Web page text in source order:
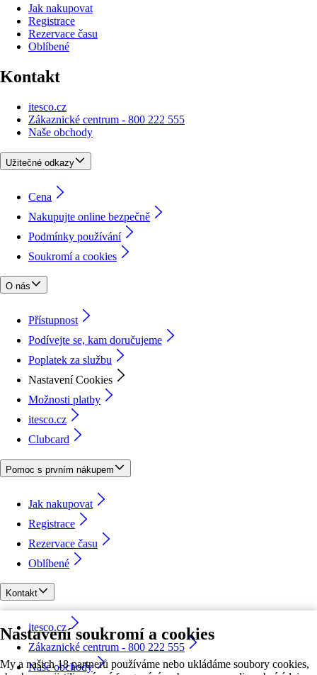
Nastavení soukromí a cookies
My a našich 18 partnerů používáme nebo ukládáme soubory cookies,
Jak nakupovat
Registrace
Rezervace času
Oblíbené
Kontakt
itesco.cz
Zákaznické centrum - 800 222 555
Naše obchody
Užitečné odkazy
Cena
Nakupujte online bezpečně
Podmínky používání
Soukromí a cookies
O nás
Přístupnost
Podívejte se, kam doručujeme
Poplatek za službu
Nastavení Cookies
Možnosti platby
itesco.cz
Clubcard
Pomoc s prvním nákupem
Jak nakupovat
Registrace
Rezervace času
Oblíbené
Kontakt
itesco.cz
Zákaznické centrum - 800 222 555
Naše obchody